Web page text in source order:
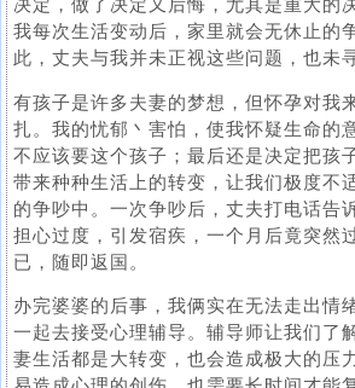
决定，做了决定又后悔，尤其是重大的
我每次生活变动后，家里就会无休止
此，丈夫与我并未正视这些问题，也未
有孩子是许多夫妻的梦想，但怀孕对我
扎。我的忧郁丶害怕，使我怀疑生命的
不应该要这个孩子；最后还是决定把孩
带来种种生活上的转变，让我们极度不
的争吵中。一次争吵后，丈夫打电话告
担心过度，引发宿疾，一个月后竟突然
已，随即返国。
办完婆婆的后事，我俩实在无法走出情
一起去接受心理辅导。辅导师让我们了
妻生活都是大转变，也会造成极大的压